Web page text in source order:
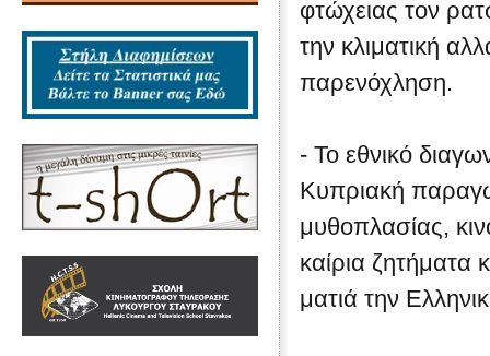
φτώχειας τον
την κλιματική
παρενόχληση.
- Το εθνικό
Κυπριακή
μυθοπλασίας,
καίρια ζητήματα
ματιά την